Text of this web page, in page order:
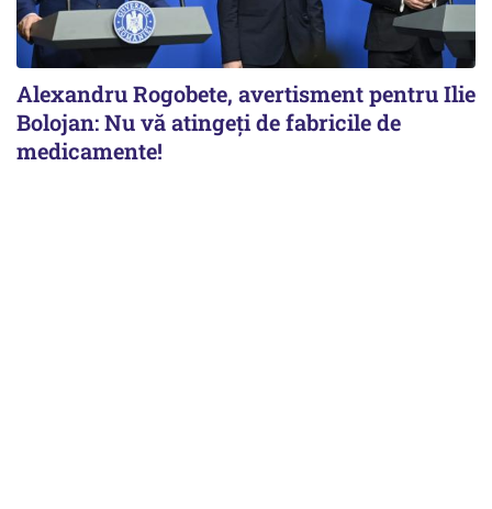
Alexandru Rogobete, avertisment pentru Ilie
Bolojan: Nu vă atingeți de fabricile de
medicamente!